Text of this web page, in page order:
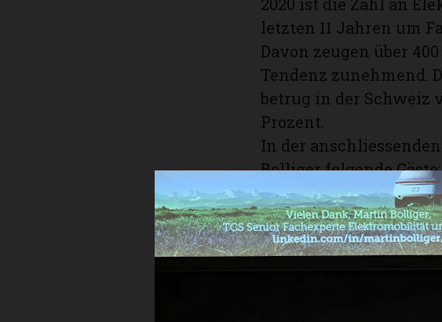
letzten 11 Jahren um
Davon zeugen über
Tendenz zunehmend.
betrug in der Schweiz
Prozent.
In der
Bolliger folgende
Präsident Swissolar
Director AMAG Energy
(Landwirt,
Knutti heizte die